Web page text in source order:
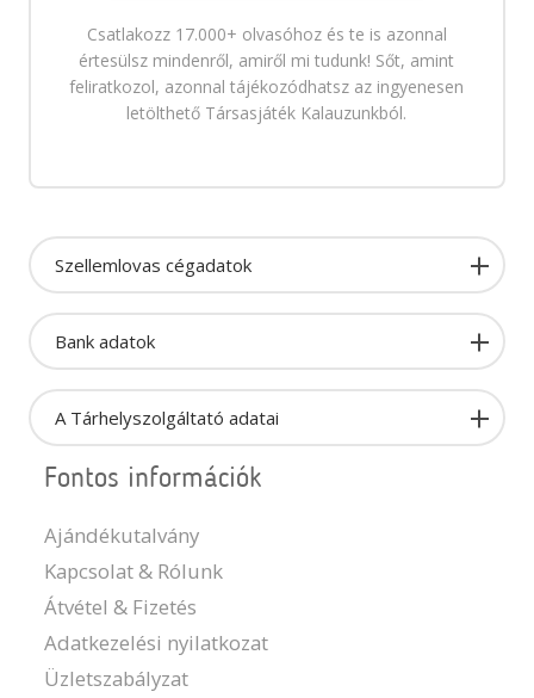
Csatlakozz 17.000+ olvasóhoz és te is azonnal
értesülsz mindenről, amiről mi tudunk! Sőt, amint
feliratkozol, azonnal tájékozódhatsz az ingyenesen
letölthető Társasjáték Kalauzunkból.
Szellemlovas cégadatok
Bank adatok
A Tárhelyszolgáltató adatai
Fontos információk
Ajándékutalvány
Kapcsolat & Rólunk
Átvétel & Fizetés
Adatkezelési nyilatkozat
Üzletszabályzat